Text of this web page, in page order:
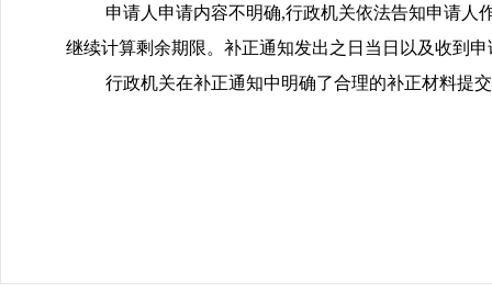
申请人申请内容不明确,行政机关依法告知申请人
继续计算剩余期限。补正通知发出之日当日以及收到
行政机关在补正通知中明确了合理的补正材料提